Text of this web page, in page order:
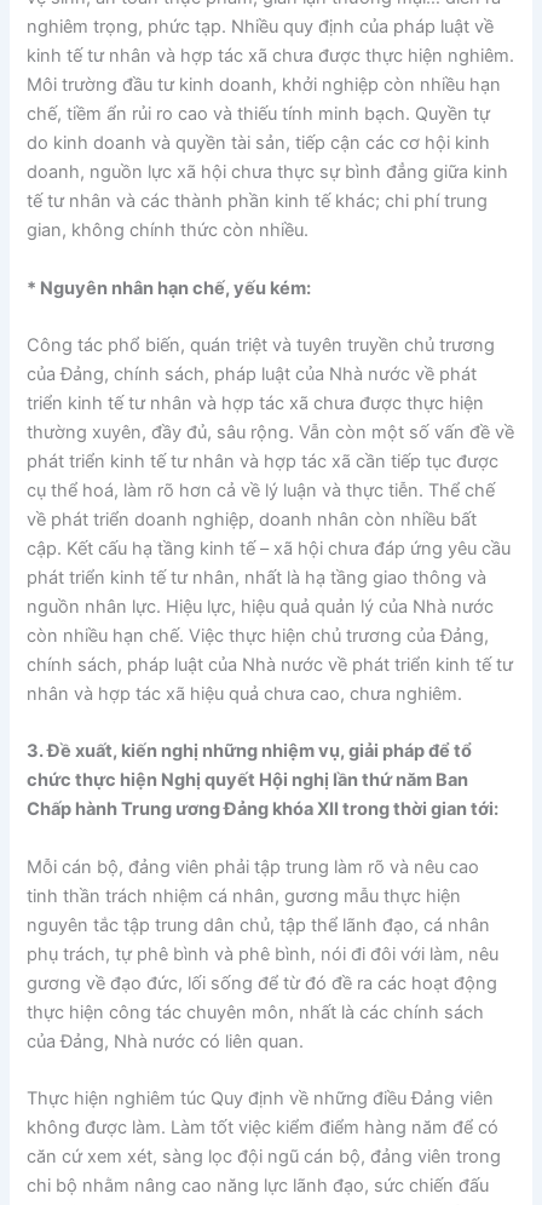
nghiêm trọng, phức tạp. Nhiều quy định của pháp luật về
kinh tế tư nhân và hợp tác xã chưa được thực hiện nghiêm.
Môi trường đầu tư kinh doanh, khởi nghiệp còn nhiều hạn
chế, tiềm ẩn rủi ro cao và thiếu tính minh bạch. Quyền tự
do kinh doanh và quyền tài sản, tiếp cận các cơ hội kinh
doanh, nguồn lực xã hội chưa thực sự bình đẳng giữa kinh
tế tư nhân và các thành phần kinh tế khác; chi phí trung
gian, không chính thức còn nhiều.
* Nguyên nhân hạn chế, yếu kém:
Công tác phổ biến, quán triệt và tuyên truyền chủ trương
của Đảng, chính sách, pháp luật của Nhà nước về phát
triển kinh tế tư nhân và hợp tác xã chưa được thực hiện
thường xuyên, đầy đủ, sâu rộng. Vẫn còn một số vấn đề về
phát triển kinh tế tư nhân và hợp tác xã cần tiếp tục được
cụ thể hoá, làm rõ hơn cả về lý luận và thực tiễn. Thể chế
về phát triển doanh nghiệp, doanh nhân còn nhiều bất
cập. Kết cấu hạ tầng kinh tế – xã hội chưa đáp ứng yêu cầu
phát triển kinh tế tư nhân, nhất là hạ tầng giao thông và
nguồn nhân lực. Hiệu lực, hiệu quả quản lý của Nhà nước
còn nhiều hạn chế. Việc thực hiện chủ trương của Đảng,
chính sách, pháp luật của Nhà nước về phát triển kinh tế tư
nhân và hợp tác xã hiệu quả chưa cao, chưa nghiêm.
3. Đề xuất, kiến nghị những nhiệm vụ, giải pháp để tổ
chức thực hiện Nghị quyết Hội nghị lần thứ năm Ban
Chấp hành Trung ương Đảng khóa XII trong thời gian tới:
Mỗi cán bộ, đảng viên phải tập trung làm rõ và nêu cao
tinh thần trách nhiệm cá nhân, gương mẫu thực hiện
nguyên tắc tập trung dân chủ, tập thể lãnh đạo, cá nhân
phụ trách, tự phê bình và phê bình, nói đi đôi với làm, nêu
gương về đạo đức, lối sống để từ đó đề ra các hoạt động
thực hiện công tác chuyên môn, nhất là các chính sách
của Đảng, Nhà nước có liên quan.
Thực hiện nghiêm túc Quy định về những điều Đảng viên
không được làm. Làm tốt việc kiểm điểm hàng năm để có
căn cứ xem xét, sàng lọc đội ngũ cán bộ, đảng viên trong
chi bộ nhằm nâng cao năng lực lãnh đạo, sức chiến đấu